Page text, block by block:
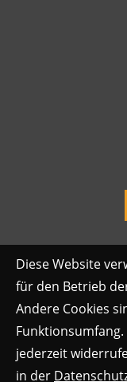
Diese Website
für den Betrieb
Andere Cookies
jederzeit
in der